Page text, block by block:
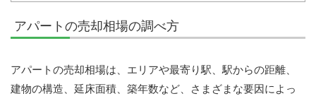
アパートの売却相場の調べ方
アパートの売却相場は、エリアや最寄り駅、駅からの距離、
建物の構造、延床面積、築年数など、さまざまな要因によっ